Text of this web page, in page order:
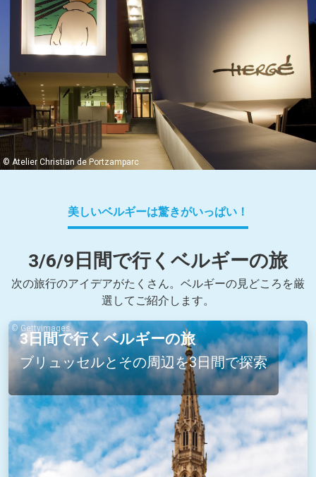
© Atelier Christian de Portzamparc
美しいベルギーは驚きがいっぱい！
3/6/9日間で行くベルギーの旅
次の旅行のアイデアがたくさん。ベルギーの見どころを厳
選してご紹介します。
3日間で行くベルギーの旅
ブリュッセルとその周辺を3日間で探索
© Gettyimages